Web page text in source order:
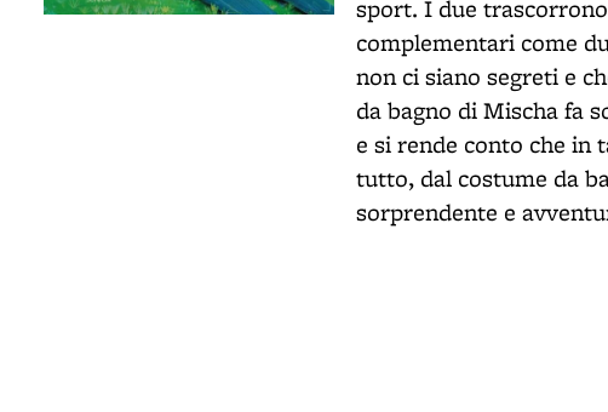
sport. I due
complementari come
non ci siano segreti e
da bagno di Mischa fa
e si rende conto che in
tutto, dal costume da
sorprendente e